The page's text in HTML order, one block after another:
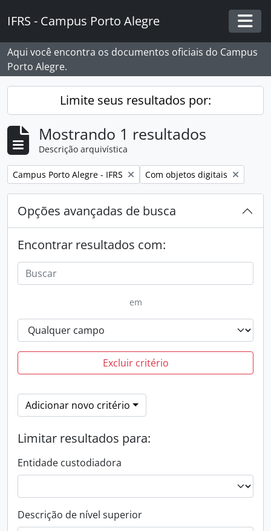
IFRS - Campus Porto Alegre
Aqui você encontra os documentos oficiais do Campus
Porto Alegre.
Limite seus resultados por:
Mostrando 1 resultados
Descrição arquivística
Remover filtro:
Campus Porto Alegre - IFRS Remover filtro:
Com objetos digitais
Opções avançadas de busca
Encontrar resultados com:
em
Excluir critério
Adicionar novo critério
Limitar resultados para:
Entidade custodiadora
Descrição de nível superior